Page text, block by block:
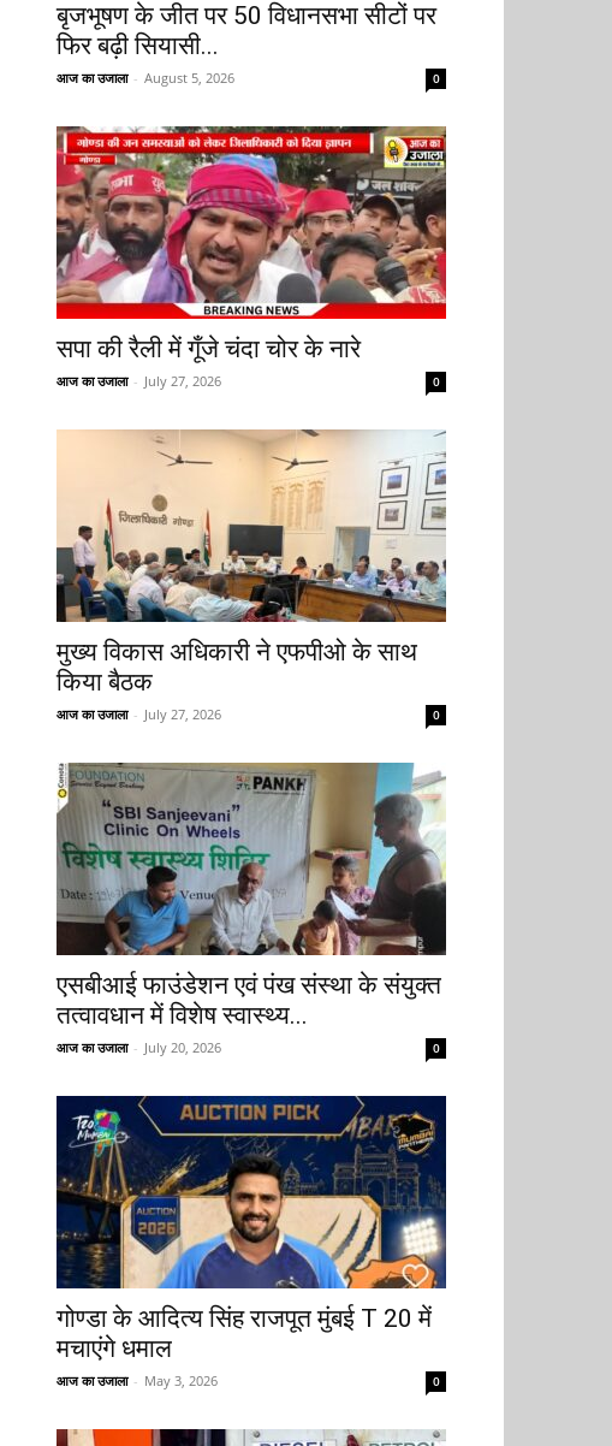
बृजभूषण के जीत पर 50 विधानसभा सीटों पर
फिर बढ़ी सियासी...
आज का उजाला - August 5, 2026 0
सपा की रैली में गूँजे चंदा चोर के नारे
आज का उजाला - July 27, 2026 0
मुख्य विकास अधिकारी ने एफपीओ के साथ
किया बैठक
आज का उजाला - July 27, 2026 0
एसबीआई फाउंडेशन एवं पंख संस्था के संयुक्त
तत्वावधान में विशेष स्वास्थ्य...
आज का उजाला - July 20, 2026 0
गोण्डा के आदित्य सिंह राजपूत मुंबई T 20 में
मचाएंगे धमाल
आज का उजाला - May 3, 2026 0